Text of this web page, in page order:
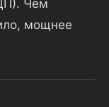
Чем
мощнее